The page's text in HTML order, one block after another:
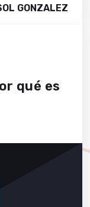
GONZALEZ
qué es